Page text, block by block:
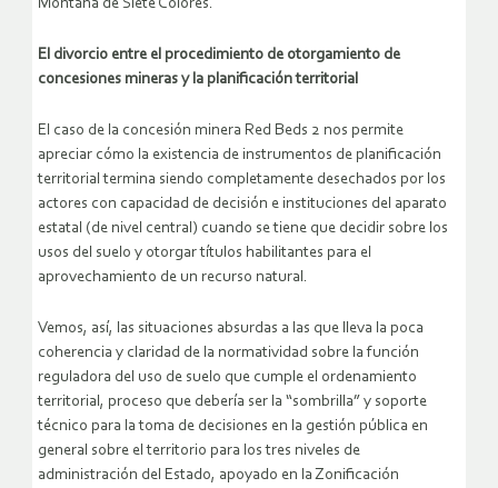
Montaña de Siete Colores.
El divorcio entre el procedimiento de otorgamiento de
concesiones mineras y la planificación territorial
El caso de la concesión minera Red Beds 2 nos permite
apreciar cómo la existencia de instrumentos de planificación
territorial termina siendo completamente desechados por los
actores con capacidad de decisión e instituciones del aparato
estatal (de nivel central) cuando se tiene que decidir sobre los
usos del suelo y otorgar títulos habilitantes para el
aprovechamiento de un recurso natural.
Vemos, así, las situaciones absurdas a las que lleva la poca
coherencia y claridad de la normatividad sobre la función
reguladora del uso de suelo que cumple el ordenamiento
territorial, proceso que debería ser la “sombrilla” y soporte
técnico para la toma de decisiones en la gestión pública en
general sobre el territorio para los tres niveles de
administración del Estado, apoyado en la Zonificación